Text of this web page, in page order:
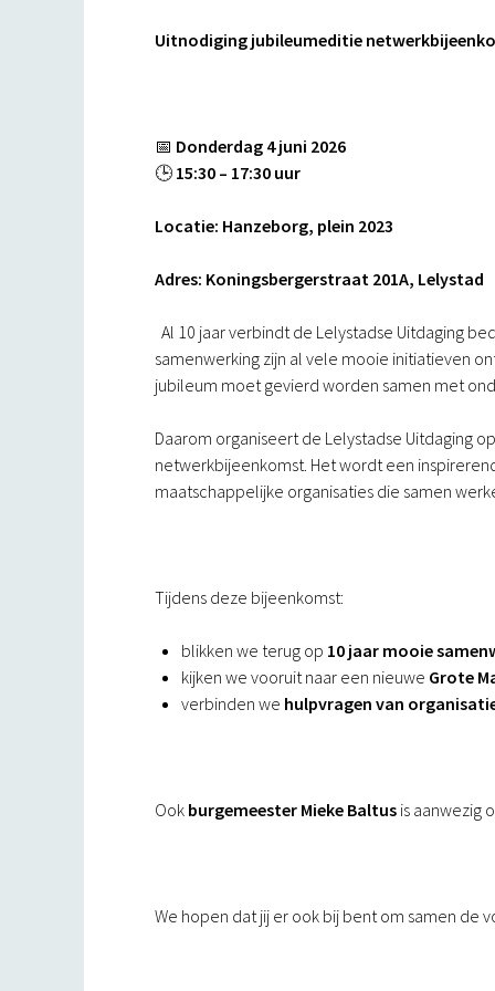
Uitnodiging jubileumeditie
📅 Donderdag 4 juni 2026
🕒 15:30 – 17:30 uur
Locatie: Hanzeborg, plein 2023
Adres: Koningsbergerstraat 201A, Lelystad
Al 10 jaar verbindt de Lelystadse Uitdaging
samenwerking zijn al vele mooie initiatieven
jubileum moet gevierd worden samen met
Daarom organiseert de Lelystadse Uitdaging
netwerkbijeenkomst. Het wordt een
maatschappelijke organisaties die samen
Tijdens deze bijeenkomst:
blikken we terug op 10 jaar mooie
kijken we vooruit naar een nieuwe Grote
verbinden we hulpvragen van
Ook burgemeester Mieke Baltus is aanwezig
We hopen dat jij er ook bij bent om samen de